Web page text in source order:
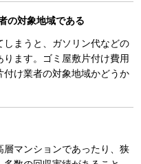
の対象地域である
まうと、ガソリン代などの
ます。ゴミ屋敷片付け費用
け業者の対象地域かどうか
層マンションであったり、狭